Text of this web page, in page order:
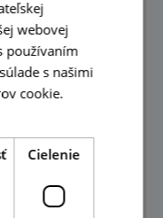
webovej
používaním
s našimi
cookie.
Cielenie